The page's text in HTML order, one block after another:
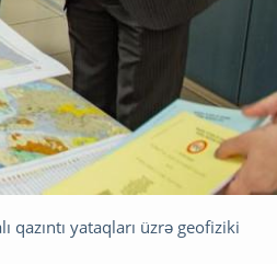
yataqları üzrə geofiziki